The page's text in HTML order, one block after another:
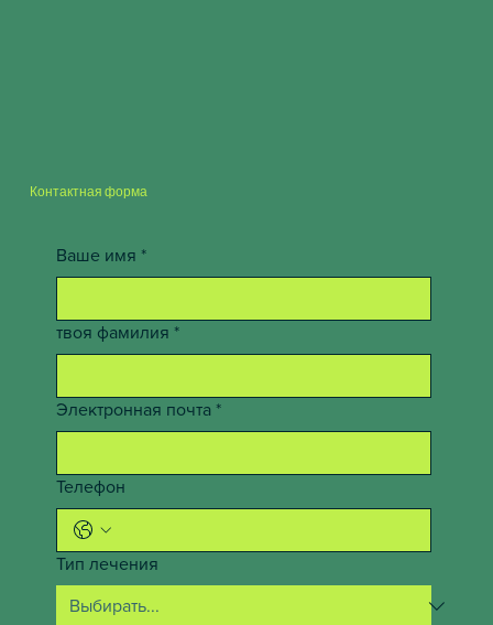
Контактная форма
Ваше имя *
твоя фамилия *
Электронная почта *
Телефон
Тип лечения